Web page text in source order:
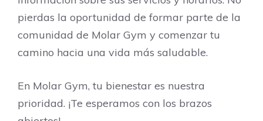
pierdas la oportunidad de formar parte de la
comunidad de Molar Gym y comenzar tu
camino hacia una vida más saludable.
En Molar Gym, tu bienestar es nuestra
prioridad. ¡Te esperamos con los brazos